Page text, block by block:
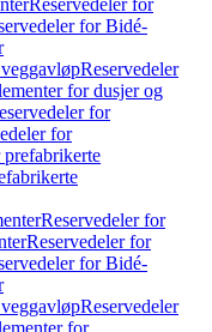
Reservedeler for
for Bidé-
Reservedeler
for dusjer og
for
for
Reservedeler for
Reservedeler for
for Bidé-
Reservedeler
for